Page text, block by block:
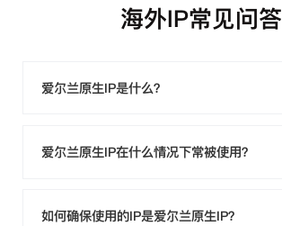
海外IP常见问答
爱尔兰原生IP是什么？
爱尔兰原生IP在什么情况下常被使用？
如何确保使用的IP是爱尔兰原生IP？